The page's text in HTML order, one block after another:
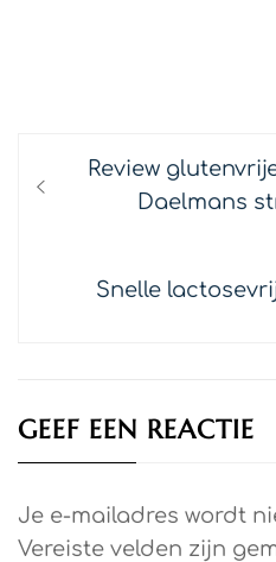
Bericht
navigatie
Previous
post:
Review
Daelmans
Next
Snelle
GEEF EEN REACTIE
Je e-mailadres wordt
Vereiste velden zijn